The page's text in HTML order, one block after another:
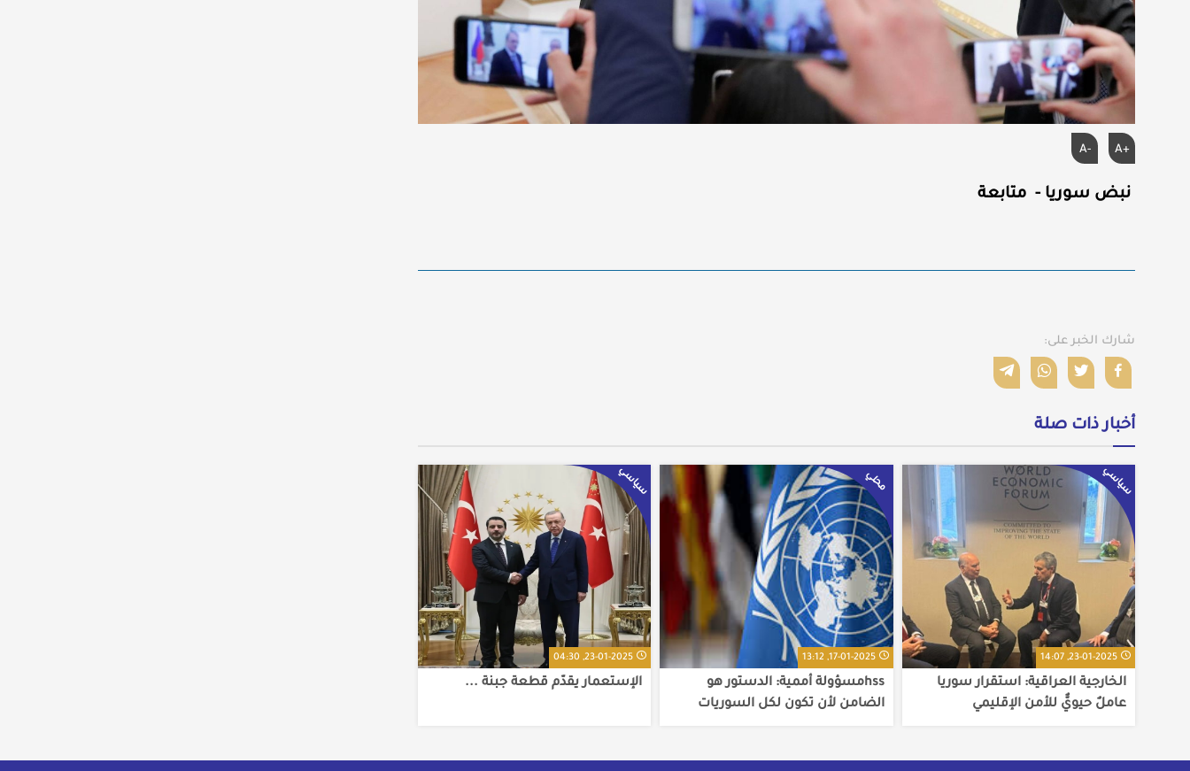
A+
A-
نبض سوريا - متابعة
شارك الخبر على:
أخبار ذات صلة
سياسي
23-01-2025, 14:07
الخارجية العراقية: استقرار سوريا
عاملٌ حيويٌّ للأمن الإقليمي
محلي
17-01-2025, 13:12
hssمسؤولة أممية: الدستور هو
الضامن لأن تكون لكل السوريات
سياسي
23-01-2025, 04:30
الإستعمار يقدّم قطعة جبنة ...